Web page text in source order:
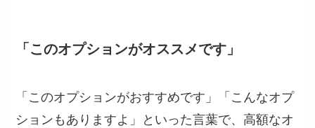
「このオプションがオススメです」
「このオプションがおすすめです」「こんなオプ
ションもありますよ」といった言葉で、高額なオ